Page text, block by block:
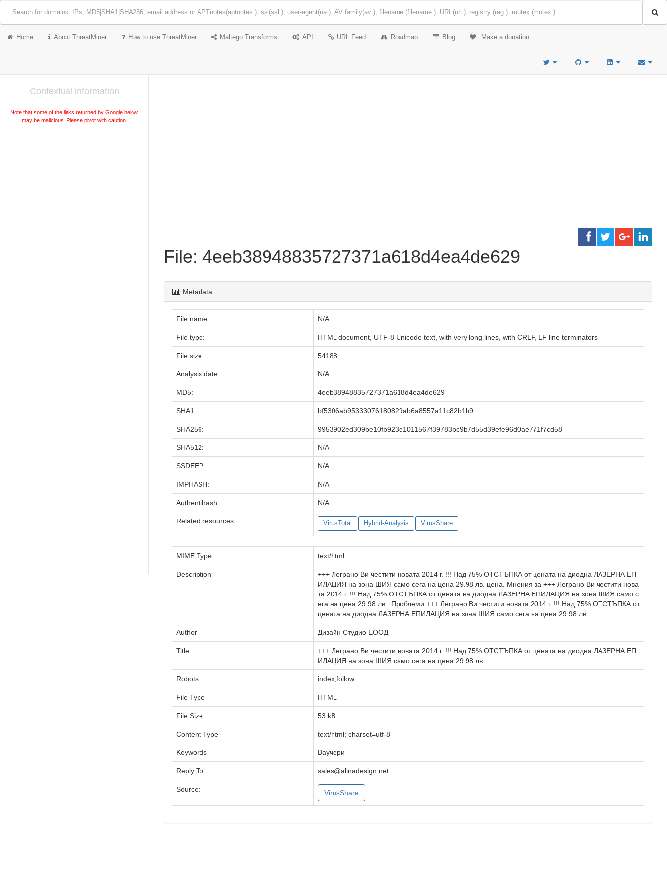
Home About ThreatMiner How to use ThreatMiner Maltego Transforms API URL Feed Roadmap Blog Make a donation
Contextual information
Note that some of the links returned by Google below
may be malicious. Please pivot with caution.
File: 4eeb38948835727371a618d4ea4de629
Metadata
File name: N/A
File type: HTML document, UTF-8 Unicode text, with very long lines, with CRLF, LF line terminators
File size: 54188
Analysis date: N/A
MD5: 4eeb38948835727371a618d4ea4de629
SHA1: bf5306ab95333076180829ab6a8557a11c82b1b9
SHA256: 9953902ed309be10fb923e1011567f39783bc9b7d55d39efe96d0ae771f7cd58
SHA512: N/A
SSDEEP: N/A
IMPHASH: N/A
Authentihash: N/A
Related resources VirusTotal Hybrid-Analysis VirusShare
MIME Type text/html
Description
+++ Леграно Ви честити новата 2014 г. !!! Над 75% ОТСТЪПКА от цената на диодна ЛАЗЕРНА ЕП
ИЛАЦИЯ на зона ШИЯ само сега на цена 29.98 лв. цена. Мнения за +++ Леграно Ви честити нова
та 2014 г. !!! Над 75% ОТСТЪПКА от цената на диодна ЛАЗЕРНА ЕПИЛАЦИЯ на зона ШИЯ само с
ега на цена 29.98 лв.. Проблеми +++ Леграно Ви честити новата 2014 г. !!! Над 75% ОТСТЪПКА от
цената на диодна ЛАЗЕРНА ЕПИЛАЦИЯ на зона ШИЯ само сега на цена 29.98 лв.
Author Дизайн Студио ЕООД
Title
+++ Леграно Ви честити новата 2014 г. !!! Над 75% ОТСТЪПКА от цената на диодна ЛАЗЕРНА ЕП
ИЛАЦИЯ на зона ШИЯ само сега на цена 29.98 лв.
Robots index,follow
File Type HTML
File Size 53 kB
Content Type text/html; charset=utf-8
Keywords Ваучери
Reply To sales@alinadesign.net
Source: VirusShare